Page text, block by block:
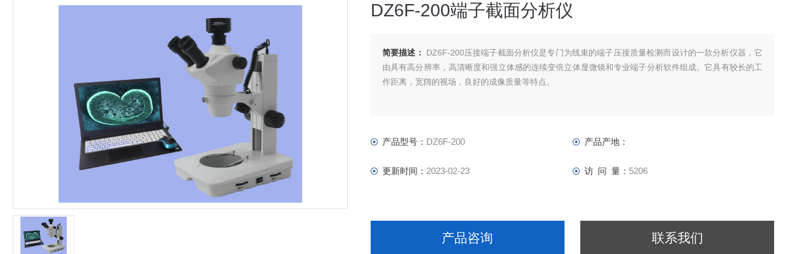
DZ6F-200端子截面分析仪
简要描述：
DZ6F-200压接端子截面分析仪是专门为线束的端子压接质量检测而设计的一款分析仪器，它
由具有高分辨率，高清晰度和强立体感的连续变倍立体显微镜和专业端子分析软件组成。它具有较长的工
作距离，宽阔的视场，良好的成像质量等特点。
产品型号： DZ6F-200 产品产地：
更新时间： 2023-02-23 访 问 量： 5206
产品咨询 联系我们